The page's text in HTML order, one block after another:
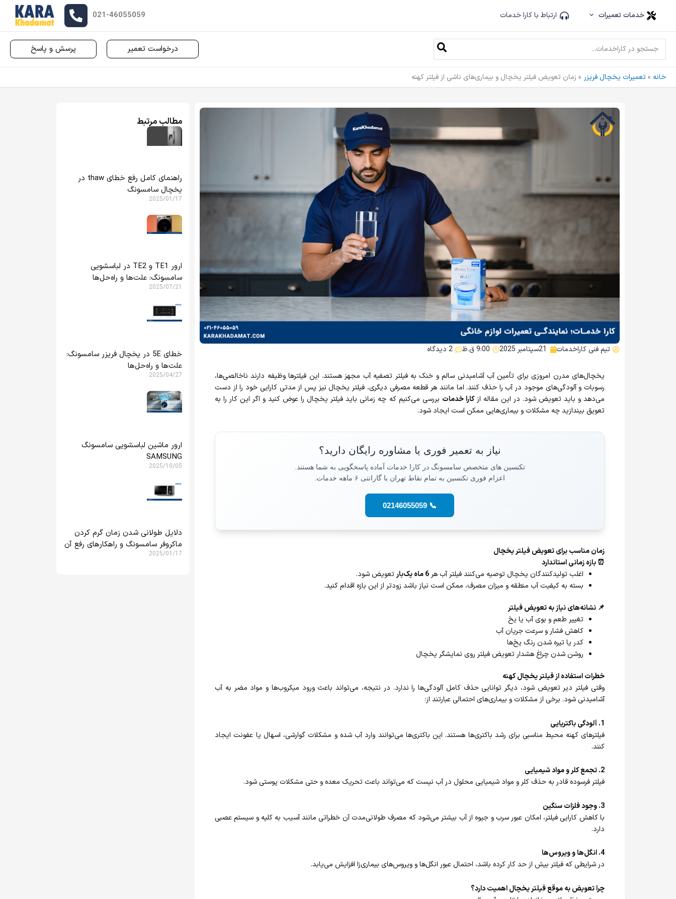
خدمات تعمیرات ارتباط با کارا خدمات 021-46055059
درخواست تعمیر پرسش و پاسخ
خانه تعمیرات یخچال فریزر زمان تعویض فیلتر یخچال و بیماری‌های ناشی از فیلتر کهنه
تیم فنی کاراخدمات 21سپتامبر 2025 9:00 ق.ظ 2 دیدگاه
یخچال‌های مدرن امروزی برای تأمین آب آشامیدنی سالم و خنک به فیلتر تصفیه آب مجهز هستند. این فیلترها وظیفه دارند ناخالصی‌ها،
رسوبات و آلودگی‌های موجود در آب را حذف کنند. اما مانند هر قطعه مصرفی دیگری، فیلتر یخچال نیز پس از مدتی کارایی خود را از دست
می‌دهد و باید تعویض شود. در این مقاله ازکارا خدمات بررسی می‌کنیم که چه زمانی باید فیلتر یخچال را عوض کنید و اگر این کار را به
تعویق بیندازید چه مشکلات و بیماری‌هایی ممکن است ایجاد شود.
نیاز به تعمیر فوری یا مشاوره رایگان دارید؟
تکنسین های متخصص سامسونگ در کارا خدمات آماده پاسخگویی به شما هستند.
اعزام فوری تکنسین به تمام نقاط تهران با گارانتی ۶ ماهه خدمات.
📞 02146055059
زمان مناسب برای تعویض فیلتر یخچال
⏰ بازه زمانی استاندارد
اغلب تولیدکنندگان یخچال توصیه می‌کنند فیلتر آب هر6ماه یک‌بارتعویض شود.
بسته به کیفیت آب منطقه و میزان مصرف، ممکن است نیاز باشد زودتر از این بازه اقدام کنید.
📌 نشانه‌های نیاز به تعویض فیلتر
تغییر طعم و بوی آب یا یخ
کاهش فشار و سرعت جریان آب
کدر یا تیره شدن رنگ یخ‌ها
روشن شدن چراغ هشدار تعویض فیلتر روی نمایشگر یخچال
خطرات استفاده از فیلتر یخچال کهنه
وقتی فیلتر دیر تعویض شود، دیگر توانایی حذف کامل آلودگی‌ها را ندارد. در نتیجه، می‌تواند باعث ورود میکروب‌ها و مواد مضر به آب
آشامیدنی شود. برخی از مشکلات و بیماری‌های احتمالی عبارتند از:
1. آلودگی باکتریایی
فیلترهای کهنه محیط مناسبی برای رشد باکتری‌ها هستند. این باکتری‌ها می‌توانند وارد آب شده و مشکلات گوارشی، اسهال یا عفونت ایجاد
کنند.
2. تجمع کلر و مواد شیمیایی
فیلتر فرسوده قادر به حذف کلر و مواد شیمیایی محلول در آب نیست که می‌تواند باعث تحریک معده و حتی مشکلات پوستی شود.
3. وجود فلزات سنگین
با کاهش کارایی فیلتر، امکان عبور سرب و جیوه از آب بیشتر می‌شود که مصرف طولانی‌مدت آن خطراتی مانند آسیب به کلیه و سیستم عصبی
دارد.
4. انگل‌ها و ویروس‌ها
در شرایطی که فیلتر بیش از حد کار کرده باشد، احتمال عبور انگل‌ها و ویروس‌های بیماری‌زا افزایش می‌یابد.
چرا تعویض به موقع فیلتر یخچال اهمیت دارد؟
مطالب مرتبط
راهنمای کامل رفع خطای thaw در
یخچال سامسونگ
2025/01/17
ارور TE1 و TE2 در لباسشویی
سامسونگ: علت‌ها و راه‌حل‌ها
2025/07/21
خطای 5E در یخچال فریزر سامسونگ:
علت‌ها و راه‌حل‌ها
2025/04/27
ارور ماشین لباسشویی سامسونگ
SAMSUNG
2025/10/05
دلایل طولانی شدن زمان گرم کردن
ماکروفر سامسونگ و راهکارهای رفع آن
2025/01/17